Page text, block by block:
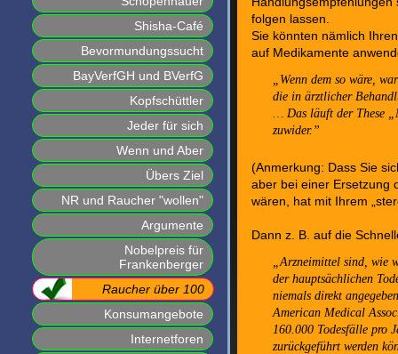
folgen lassen.
Sie könnten nämlich
auf Medikamente
Wenn dem so wäre,
die in ärztlicher
… Das läuft der These
zuwider.
(Anmerkung: Dass Sie
aber bei einer Ersetzung
wären, hat mit Ihrem
Dann z. B. auf die
Arzneimittel sind, wie
der hauptsächlichen
niemals direkt
American Medical
160.000 Todesfälle pro
zurückgeführt werden
Shisha-Café
Bevormundungssucht
BayVerfGH und BVerfG
Kopfschüttler
Jeder für sich
Wenn und Aber
Übers Ziel
NR und Raucher "wollen"
Argumente
Nobelpreis für
Frankenberger
Raucher über 100
Konsumangebote
Internetforen